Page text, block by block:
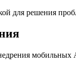
для решения